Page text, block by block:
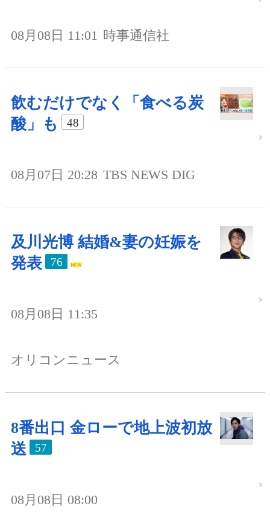
08月08日 11:01 時事通信社
飲むだけでなく「食べる炭
酸」も
48
08月07日 20:28 TBS NEWS DIG
及川光博 結婚&妻の妊娠を
発表
76
08月08日 11:35
オリコンニュース
8番出口 金ローで地上波初放
送
57
08月08日 08:00